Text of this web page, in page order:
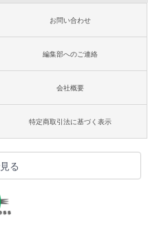
お問い合わせ
編集部へのご連絡
会社概要
特定商取引法に基づく表示
る